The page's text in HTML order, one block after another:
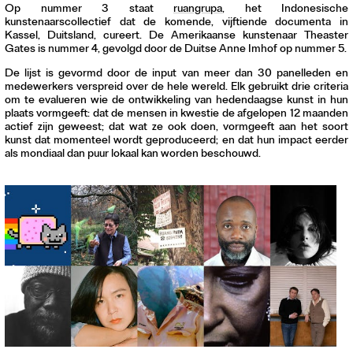
Instagram
Facebook
Op nummer 3 staat ruangrupa, het Indonesische
kunstenaarscollectief dat de komende, vijftiende documenta in
Kassel, Duitsland, cureert. De Amerikaanse kunstenaar Theaster
Gates is nummer 4, gevolgd door de Duitse Anne Imhof op nummer 5.
De lijst is gevormd door de input van meer dan 30 panelleden en
medewerkers verspreid over de hele wereld. Elk gebruikt drie criteria
om te evalueren wie de ontwikkeling van hedendaagse kunst in hun
plaats vormgeeft: dat de mensen in kwestie de afgelopen 12 maanden
actief zijn geweest; dat wat ze ook doen, vormgeeft aan het soort
kunst dat momenteel wordt geproduceerd; en dat hun impact eerder
als mondiaal dan puur lokaal kan worden beschouwd.